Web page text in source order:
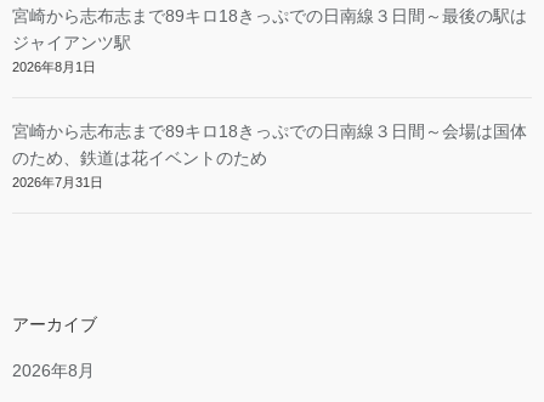
宮崎から志布志まで89キロ18きっぷでの日南線３日間～最後の駅は
ジャイアンツ駅
2026年8月1日
宮崎から志布志まで89キロ18きっぷでの日南線３日間～会場は国体
のため、鉄道は花イベントのため
2026年7月31日
アーカイブ
2026年8月